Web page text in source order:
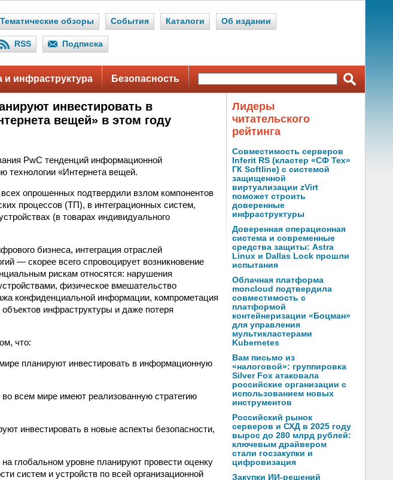
Тематические обзоры События Каталоги Об издании
RSS Подписка
и инфраструктура Безопасность
инвестировать в
вещей» в этом году
PwC тенденций информационной
технологии «Интернета вещей.
опрошенных подтвердили взлом компонентов
процессов (ТП), в интеграционных систем,
(в товарах индивидуального
бизнеса, интеграция отраслей
— скорее всего спровоцирует возникновение
рискам относятся: нарушения
физическое вмешательство
конфиденциальной информации, компрометация
инфраструктуры и даже потеря
что:
планируют инвестировать в информационную
всем мире имеют реализованную стратегию
инвестировать в новые аспекты безопасности,
глобальном уровне планируют провести оценку
систем и устройств по всей организационной
Лидеры
читательского
рейтинга
Совместимость серверов
Inferit RS (кластер «СФ Тех»
ГК Softline) с системой
защищенной
виртуализации zVirt
поможет строить
доверенные
инфраструктуры
Доверенная операционная
система и современные
средства защиты: Astra
Linux и Dallas Lock прошли
испытания
Облачная платформа
moncloud подтвердила
совместимость с
платформой
контейнеризации «Боцман»
для управления
мультикластерами
Kubernetes
Вам письмо из
«налоговой»: группировка
Silver Fox атаковала
российские организации с
использованием новых
инструментов
Российский рынок
серверов и СХД в 2025 году
вырос до 280 млрд рублей:
ключевым драйвером
стали госзакупки и
цифровизация
Закупки ИИ-решений